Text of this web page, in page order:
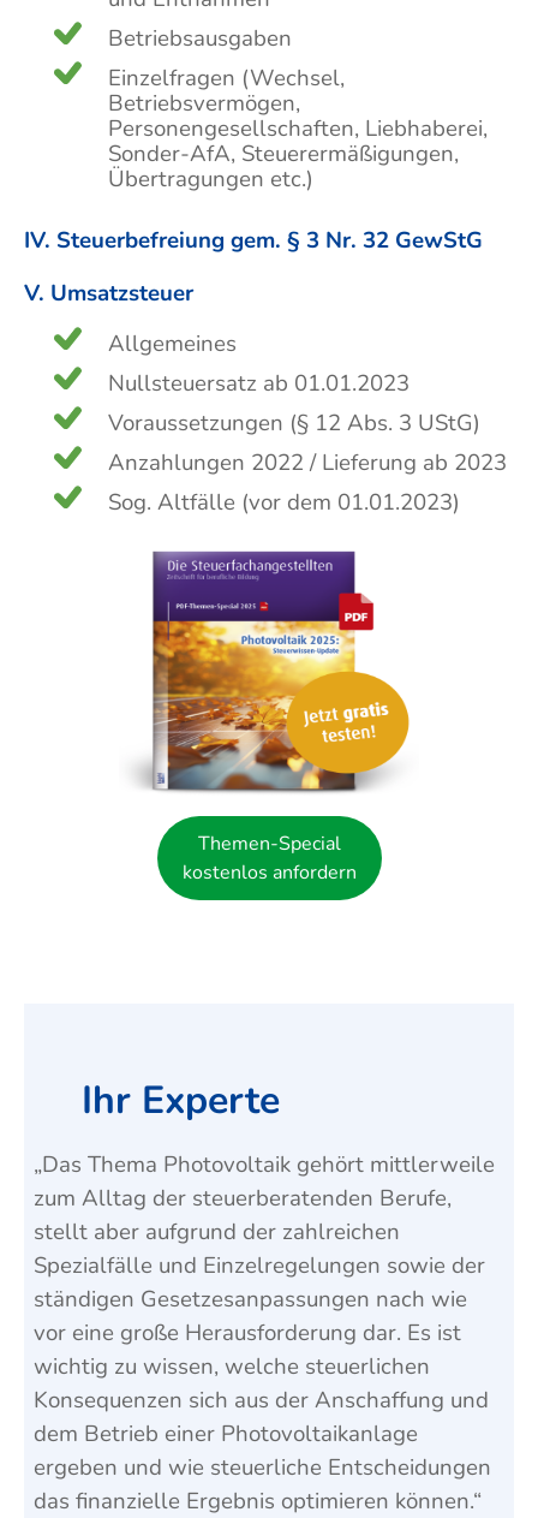
Betriebsausgaben
Einzelfragen (Wechsel,
Betriebsvermögen,
Personengesellschaften, Liebhaberei,
Sonder-AfA, Steuerermäßigungen,
Übertragungen etc.)
IV. Steuerbefreiung gem. § 3 Nr. 32 GewStG
V. Umsatzsteuer
Allgemeines
Nullsteuersatz ab 01.01.2023
Voraussetzungen (§ 12 Abs. 3 UStG)
Anzahlungen 2022 / Lieferung ab 2023
Sog. Altfälle (vor dem 01.01.2023)
Themen-Special
kostenlos anfordern
Ihr Experte
„Das Thema Photovoltaik gehört mittlerweile
zum Alltag der steuerberatenden Berufe,
stellt aber aufgrund der zahlreichen
Spezialfälle und Einzelregelungen sowie der
ständigen Gesetzesanpassungen nach wie
vor eine große Herausforderung dar. Es ist
wichtig zu wissen, welche steuerlichen
Konsequenzen sich aus der Anschaffung und
dem Betrieb einer Photovoltaikanlage
ergeben und wie steuerliche Entscheidungen
das finanzielle Ergebnis optimieren können.“